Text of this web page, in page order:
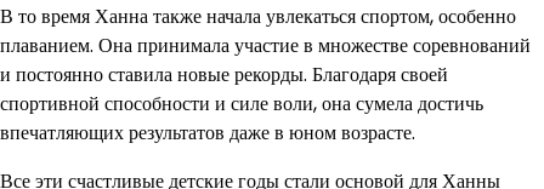
В то время Ханна также начала увлекаться спортом, особенно
плаванием. Она принимала участие в множестве соревнований
и постоянно ставила новые рекорды. Благодаря своей
спортивной способности и силе воли, она сумела достичь
впечатляющих результатов даже в юном возрасте.
Все эти счастливые детские годы стали основой для Ханны